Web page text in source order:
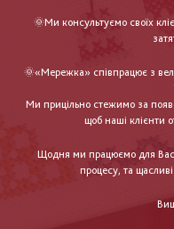
🌞Ми консультуємо своїх
🌞«Мережка» співпрацює з
Ми прицільно стежимо за
щоб наші клієнти
Щодня ми працюємо для
процесу, та